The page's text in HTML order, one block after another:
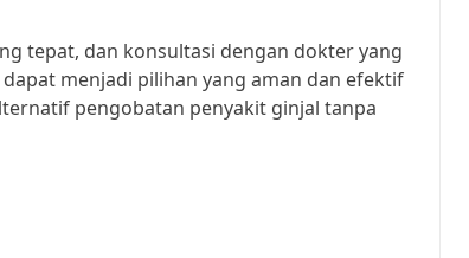
tepat, dan konsultasi dengan dokter yang
menjadi pilihan yang aman dan efektif
pengobatan penyakit ginjal tanpa